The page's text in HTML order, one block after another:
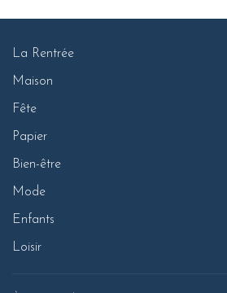
La Rentrée
Maison
Fête
Papier
Bien-être
Mode
Enfants
Loisir